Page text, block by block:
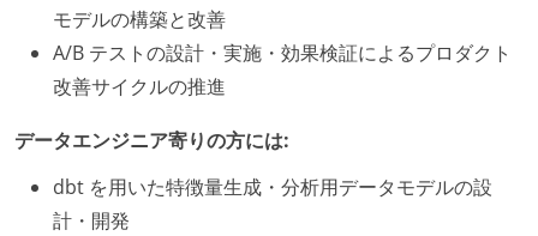
モデルの構築と改善
A/B テストの設計・実施・効果検証によるプロダクト
改善サイクルの推進
データエンジニア寄りの方には:
dbt を用いた特徴量生成・分析用データモデルの設
計・開発